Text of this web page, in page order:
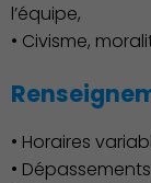
l’équipe,
• Civisme,
• Horaires
•